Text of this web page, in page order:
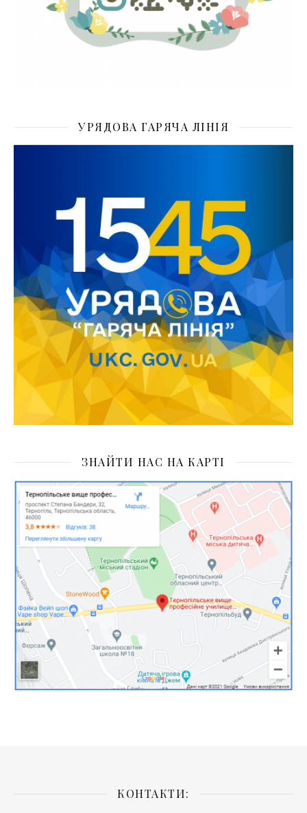
УРЯДОВА ГАРЯЧА ЛІНІЯ
ЗНАЙТИ НАС НА КАРТІ
КОНТАКТИ: